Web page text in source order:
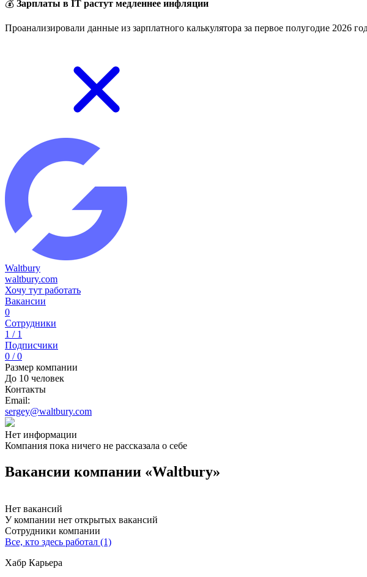
💰 Зарплаты в IT растут медленнее инфляции
Проанализировали данные из зарплатного калькулятора за первое полугодие 2026
Waltbury
waltbury.com
Хочу тут работать
Вакансии
0
Сотрудники
1 / 1
Подписчики
0 / 0
Размер компании
До 10 человек
Контакты
Email:
sergey@waltbury.com
Нет информации
Компания пока ничего не рассказала о себе
Вакансии компании «Waltbury»
Нет вакансий
У компании нет открытых вакансий
Сотрудники компании
Все, кто здесь работал (1)
Хабр Карьера